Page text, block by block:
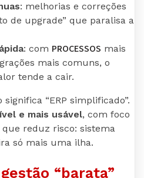
: melhorias e correções
de upgrade” que paralisa a
: com PROCESSOS mais
mais comuns, o
tende a cair.
“ERP simplificado”.
e mais usável, com foco
que reduz risco: sistema
só mais uma ilha.
“barata”